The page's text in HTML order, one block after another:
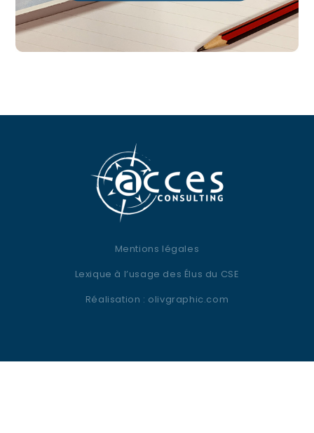
Mentions légales
Lexique à l’usage des Élus du CSE
Réalisation : olivgraphic.com